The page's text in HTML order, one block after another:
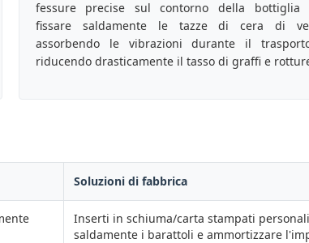
fessure precise sul contorno della bottiglia
fissare saldamente le tazze di cera di
assorbendo le vibrazioni durante il
riducendo drasticamente il tasso di graffi e
Soluzioni di fabbrica
Inserti in schiuma/carta stampati
saldamente i barattoli e ammortizzare